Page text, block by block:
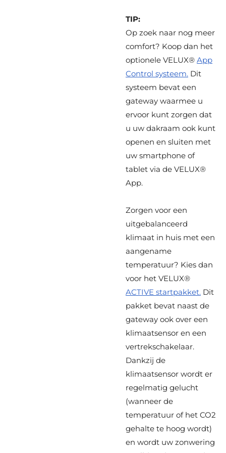
TIP:
Op zoek naar nog meer
comfort? Koop dan het
optionele VELUX® App
Control systeem. Dit
systeem bevat een
gateway waarmee u
ervoor kunt zorgen dat
u uw dakraam ook kunt
openen en sluiten met
uw smartphone of
tablet via de VELUX®
App.
Zorgen voor een
uitgebalanceerd
klimaat in huis met een
aangename
temperatuur? Kies dan
voor het VELUX®
ACTIVE startpakket. Dit
pakket bevat naast de
gateway ook over een
klimaatsensor en een
vertrekschakelaar.
Dankzij de
klimaatsensor wordt er
regelmatig gelucht
(wanneer de
temperatuur of het CO2
gehalte te hoog wordt)
en wordt uw zonwering